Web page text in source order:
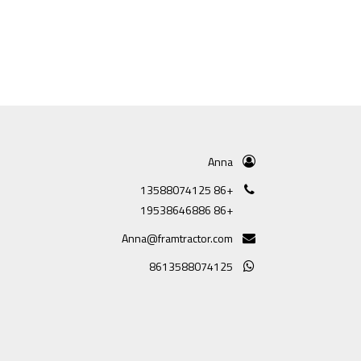
Anna
+86 13588074125
+86 19538646886
Anna@framtractor.com
8613588074125